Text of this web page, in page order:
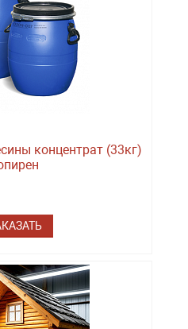
концентрат (33кг)